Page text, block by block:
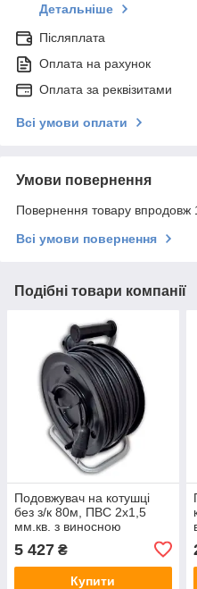
Детальніше
Післяплата
Оплата на рахунок
Оплата за реквізитами
Всі умови оплати
Умови повернення
Повернення товару впродовж
Всі умови повернення
Подібні товари компанії
Подовжувач на котушці
без з/к 80м, ПВС 2x1,5
мм.кв. з виносною
5 427 ₴
Купити